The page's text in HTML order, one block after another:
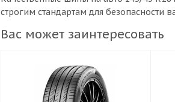
строгим стандартам для безопасности
Вас может заинтересовать